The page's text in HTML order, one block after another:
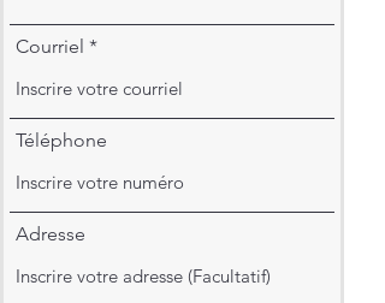
Courriel
Téléphone
Adresse